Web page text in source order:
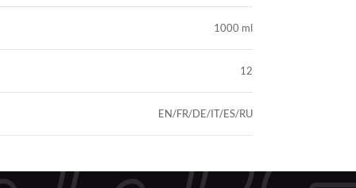
1000 ml
12
EN/FR/DE/IT/ES/RU